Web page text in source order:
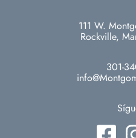
111 W.
Rockville,
301-